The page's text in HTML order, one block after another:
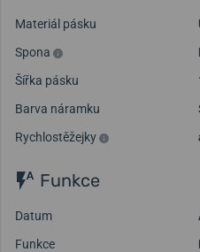
Materiál pásku
Spona
Šířka pásku
Barva náramku
Rychlostěžejky
Funkce
Datum
Funkce